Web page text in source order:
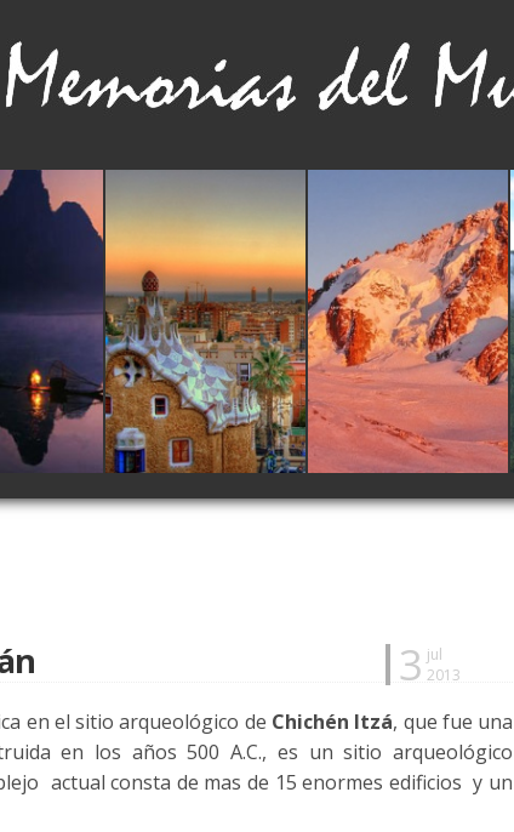
3 jul
2013
en el sitio arqueológico de Chichén Itzá, que fue una
en los años 500 A.C., es un sitio arqueológico
actual consta de mas de 15 enormes edificios y un